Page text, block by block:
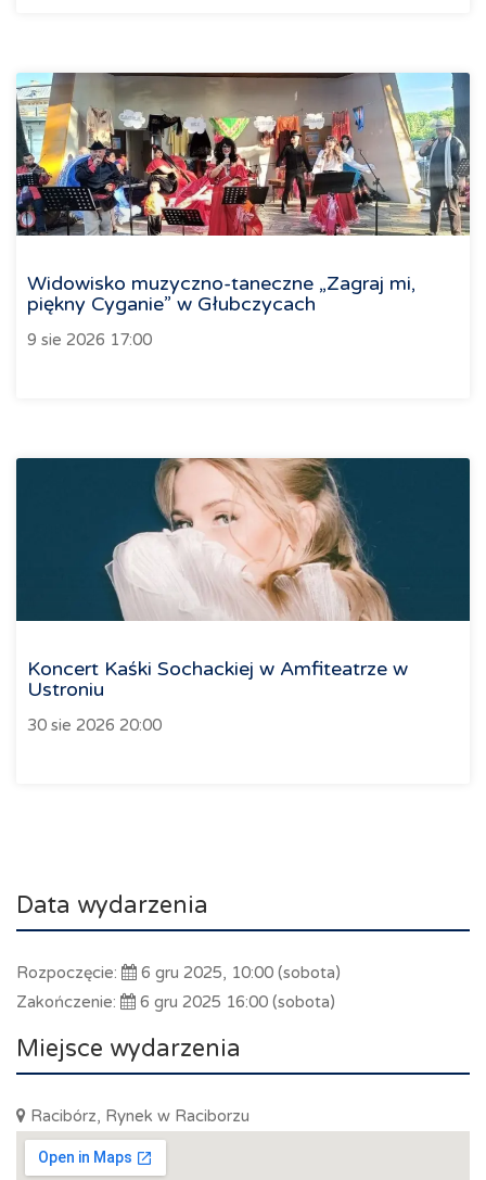
Widowisko muzyczno-taneczne „Zagraj mi,
piękny Cyganie” w Głubczycach
9 sie 2026 17:00
Koncert Kaśki Sochackiej w Amfiteatrze w
Ustroniu
30 sie 2026 20:00
Data wydarzenia
Rozpoczęcie:
6 gru 2025, 10:00 (sobota)
Zakończenie:
6 gru 2025 16:00 (sobota)
Miejsce wydarzenia
Racibórz, Rynek w Raciborzu